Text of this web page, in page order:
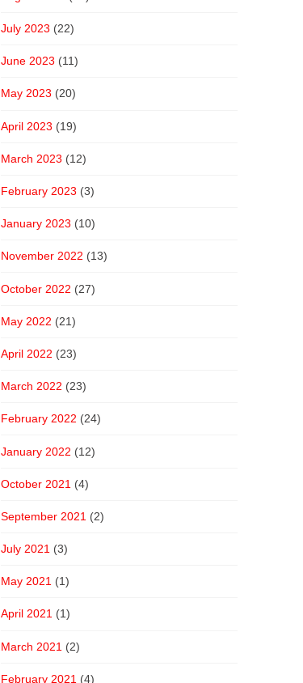
July 2023 (22)
June 2023 (11)
May 2023 (20)
April 2023 (19)
March 2023 (12)
February 2023 (3)
January 2023 (10)
November 2022 (13)
October 2022 (27)
May 2022 (21)
April 2022 (23)
March 2022 (23)
February 2022 (24)
January 2022 (12)
October 2021 (4)
September 2021 (2)
July 2021 (3)
May 2021 (1)
April 2021 (1)
March 2021 (2)
February 2021 (4)